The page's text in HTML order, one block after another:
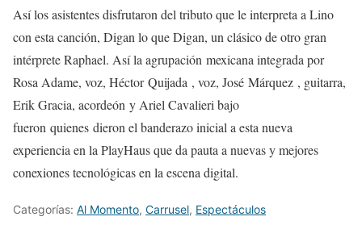
Así los asistentes disfrutaron del tributo que le interpreta a Lino
con esta canción, Digan lo que Digan, un clásico de otro gran
intérprete Raphael. Así la agrupación mexicana integrada por
Rosa Adame, voz, Héctor Quijada , voz, José Márquez , guitarra,
Erik Gracia, acordeón y Ariel Cavalieri bajo
fueron quienes dieron el banderazo inicial a esta nueva
experiencia en la PlayHaus que da pauta a nuevas y mejores
conexiones tecnológicas en la escena digital.
Categorías: Al Momento, Carrusel, Espectáculos